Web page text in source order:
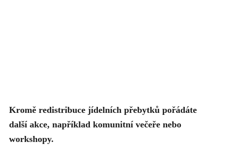
Kromě redistribuce jídelních přebytků pořádáte
další akce, například komunitní večeře nebo
workshopy.